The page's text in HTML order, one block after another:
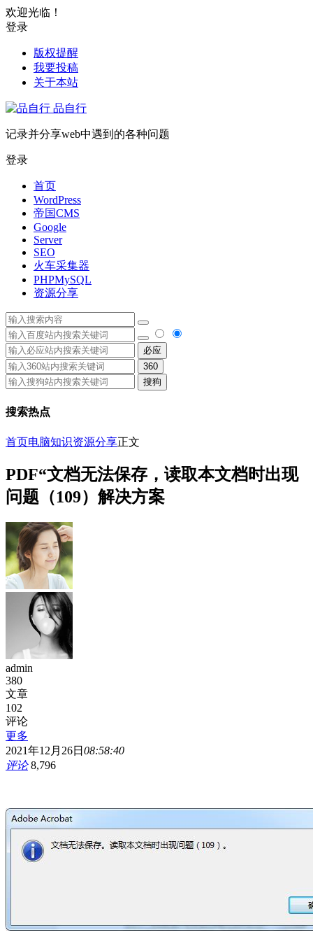
欢迎光临！
登录
版权提醒
我要投稿
关于本站
品自行
记录并分享web中遇到的各种问题
登录
首页
WordPress
帝国CMS
Google
Server
SEO
火车采集器
PHPMySQL
资源分享
必应
360
搜狗
搜索热点
首页电脑知识资源分享正文
PDF“文档无法保存，读取本文档时出现
问题（109）解决方案
admin
380
文章
102
评论
更多
2021年12月26日 08:58:40
评论8,796